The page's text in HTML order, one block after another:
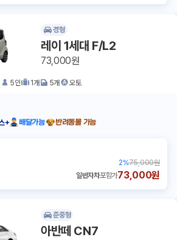
경형
레이 1세대 F/L2
73,000원
5인 1개 5개 오토
+ 배달가능 반려동물 가능
2%75,000원
일반자차포함가73,000원
준중형
아반떼 CN7